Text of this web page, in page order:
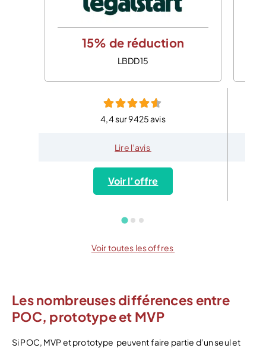
15% de réduction
LBDD15
4,4 sur 9425 avis
Lire l’avis
Voir l’offre
Voir toutes les offres
Les nombreuses différences entre
POC, prototype et MVP
Si POC, MVP et prototype peuvent faire partie d’un seul et